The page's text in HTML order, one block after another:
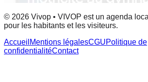
© 2026 Vivop • VIVOP est un agenda
pour les habitants et les visiteurs.
Accueil Mentions légalesCGUPolitique de
confidentialitéContact